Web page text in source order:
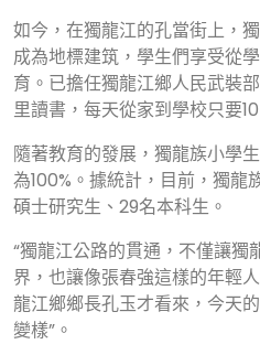
如今，在獨龍江的孔當街上，
成為地標建筑，學生們享受從
育。已擔任獨龍江鄉人民武裝
里讀書，每天從家到學校只要
隨著教育的發展，獨龍族小學
為100%。據統計，目前，獨龍
碩士研究生、29名本科生。
“獨龍江公路的貫通，不僅讓
界，也讓像張春強這樣的年輕
龍江鄉鄉長孔玉才看來，今天
變樣”。